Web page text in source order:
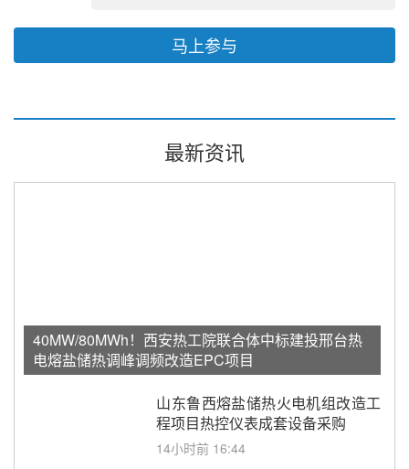
马上参与
最新资讯
40MW/80MWh！西安热工院联合体中标建投邢台热
电熔盐储热调峰调频改造EPC项目
山东鲁西熔盐储热火电机组改造工
程项目热控仪表成套设备采购
14小时前 16:44